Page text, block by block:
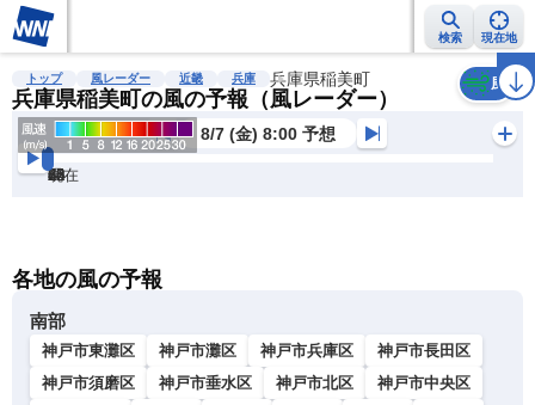
検索 現在地
雨雲レーダー 台風情報 地震情報 警報・注意報 2週間天気 ラ
トップ 風レーダー 近畿 兵庫 兵庫県稲美町
兵庫県稲美町の風の予報（風レーダー）
風
8/7 (金) 8:00 予想
現在
6h
12
24
36
48
60
72
各地の風の予報
南部
神戸市東灘区 神戸市灘区 神戸市兵庫区
神戸市長田区
神戸市須磨区
神戸市垂水区 神戸市北区
神戸市中央区